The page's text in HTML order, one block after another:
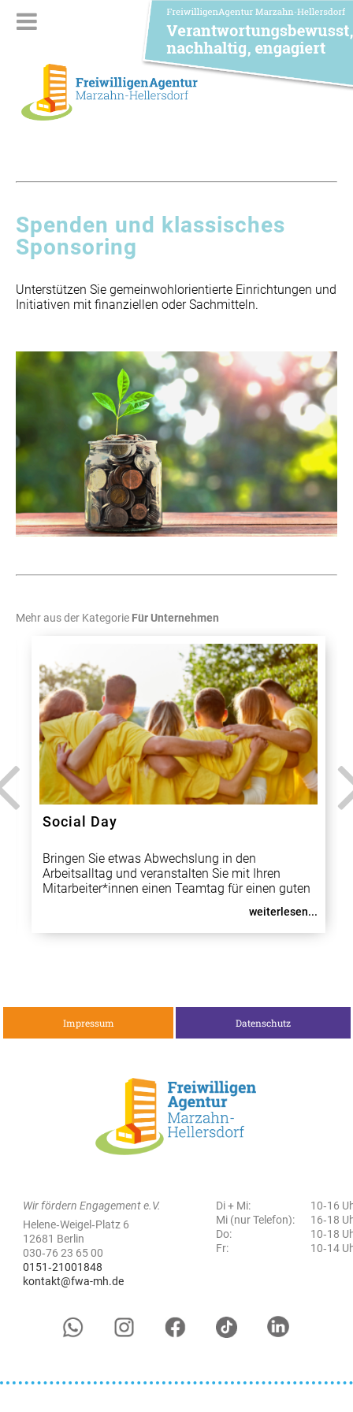
Spenden und klassisches
Sponsoring
Unterstützen Sie gemeinwohlorientierte Einrichtungen und
Initiativen mit finanziellen oder Sachmitteln.
Mehr aus der Kategorie Für Unternehmen
Social Day
Bringen Sie etwas Abwechslung in den
Arbeitsalltag und veranstalten Sie mit Ihren
Mitarbeiter*innen einen Teamtag für einen guten
Zweck. Die Einsatzmöglichkeiten hier sind
vielfältig: Helfen Sie beim Renovieren in einer
Unterkunft für Geflüchtete, bringen Sie den
weiterlesen...
Impressum Datenschutz
Wir fördern Engagement e.V.
Helene‑Weigel‑Platz 6
12681 Berlin
030‑76 23 65 00
0151‑21001848
kontakt@fwa-mh.de
Di + Mi:
10‑16
Mi (nur Telefon):
16‑18
Do:
10‑18
Fr:
10‑14